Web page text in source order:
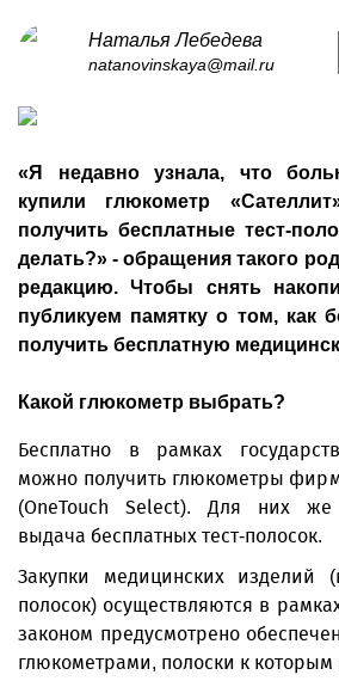
Наталья Лебедева
natanovinskaya@mail.ru
«Я недавно узнала, что
купили глюкометр
получить бесплатные тест-
делать?» - обращения такого
редакцию. Чтобы снять
публикуем памятку о том, как
получить бесплатную
Какой глюкометр выбрать?
Бесплатно в рамках
можно получить глюкометры
(OneTouch Select). Для них же
выдача бесплатных тест-полосок.
Закупки медицинских изделий
полосок) осуществляются в
законом предусмотрено
глюкометрами, полоски к